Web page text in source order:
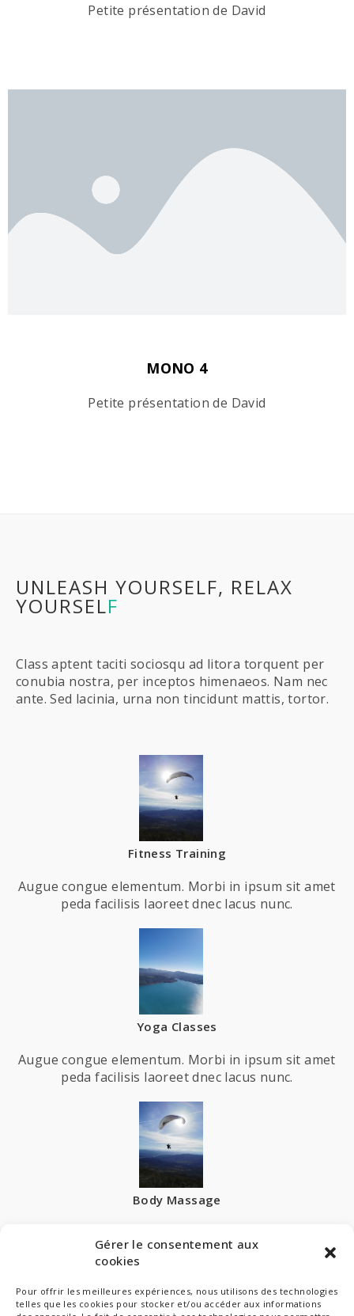
Gérer le consentement aux
cookies
Pour offrir les meilleures expériences, nous utilisons des technologies
telles que les cookies pour stocker et/ou accéder aux informations
Petite présentation de David
MONO 4
Petite présentation de David
UNLEASH YOURSELF, RELAX
YOURSELF
Class aptent taciti sociosqu ad litora torquent per
conubia nostra, per inceptos himenaeos. Nam nec
ante. Sed lacinia, urna non tincidunt mattis, tortor.
Fitness Training
Augue congue elementum. Morbi in ipsum sit amet
peda facilisis laoreet dnec lacus nunc.
Yoga Classes
Augue congue elementum. Morbi in ipsum sit amet
peda facilisis laoreet dnec lacus nunc.
Body Massage
peda facilisis laoreet dnec lacus nunc.